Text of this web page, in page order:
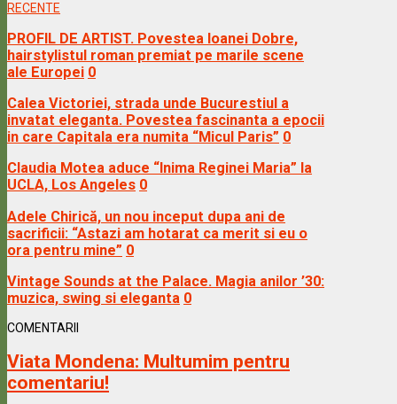
RECENTE
PROFIL DE ARTIST. Povestea Ioanei Dobre,
hairstylistul roman premiat pe marile scene
ale Europei 0
Calea Victoriei, strada unde Bucurestiul a
invatat eleganta. Povestea fascinanta a epocii
in care Capitala era numita “Micul Paris” 0
Claudia Motea aduce “Inima Reginei Maria” la
UCLA, Los Angeles 0
Adele Chirică, un nou inceput dupa ani de
sacrificii: “Astazi am hotarat ca merit si eu o
ora pentru mine” 0
Vintage Sounds at the Palace. Magia anilor ’30:
muzica, swing si eleganta 0
COMENTARII
Viata Mondena: Multumim pentru
comentariu!